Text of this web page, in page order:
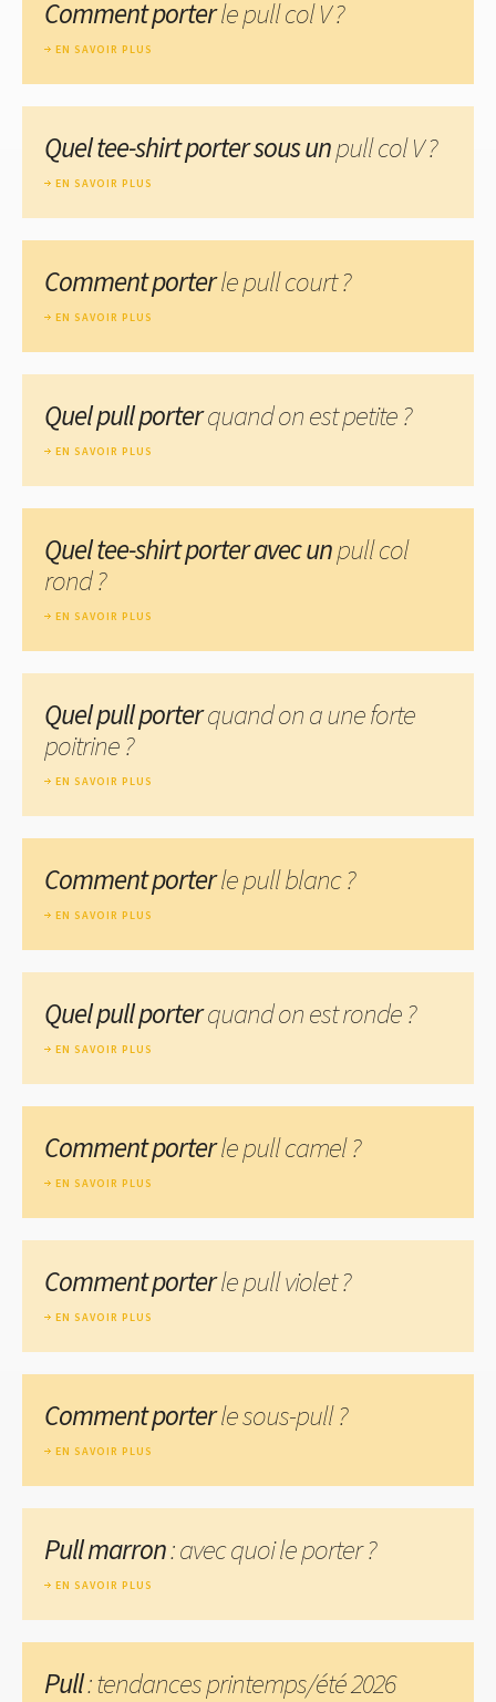
Comment porterle pull col V ?
EN SAVOIR PLUS
Quel tee-shirt porter sous unpull col V ?
EN SAVOIR PLUS
Comment porterle pull court ?
EN SAVOIR PLUS
Quel pull porterquand on est petite ?
EN SAVOIR PLUS
Quel tee-shirt porter avec unpull col
rond ?
EN SAVOIR PLUS
Quel pull porterquand on a une forte
poitrine ?
EN SAVOIR PLUS
Comment porterle pull blanc ?
EN SAVOIR PLUS
Quel pull porterquand on est ronde ?
EN SAVOIR PLUS
Comment porterle pull camel ?
EN SAVOIR PLUS
Comment porterle pull violet ?
EN SAVOIR PLUS
Comment porterle sous-pull ?
EN SAVOIR PLUS
Pull marron: avec quoi le porter ?
EN SAVOIR PLUS
Pull: tendances printemps/été 2026